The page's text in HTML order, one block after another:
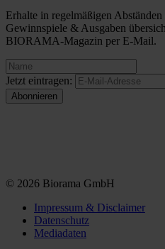
Erhalte in regelmäßigen
Gewinnspiele & Ausgaben
BIORAMA-Magazin per E-Mail.
Jetzt eintragen:
© 2026 Biorama GmbH
Impressum & Disclaimer
Datenschutz
Mediadaten